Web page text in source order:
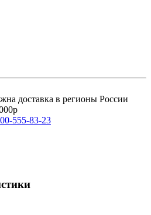
доставка в регионы России
555-83-23